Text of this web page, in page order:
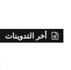
أخر التدوينات